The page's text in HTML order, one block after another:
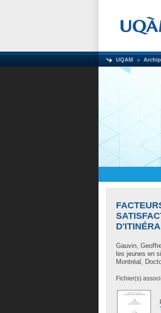
UQAM
Gauvin,
les jeunes en
Montréal,
Fichier(s)